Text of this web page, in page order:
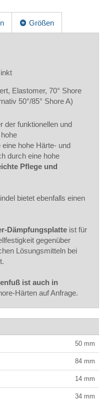
Größen
Elastomer, 70° Shore
50°/85° Shore A)
der funktionellen und
hohe Härte- und
durch eine hohe
Pflege und
bietet ebenfalls einen
Dämpfungsplatte ist für
gegenüber
Lösungsmitteln bei
ist auch in
Härten auf Anfrage.
50 mm
84 mm
14 mm
34 mm